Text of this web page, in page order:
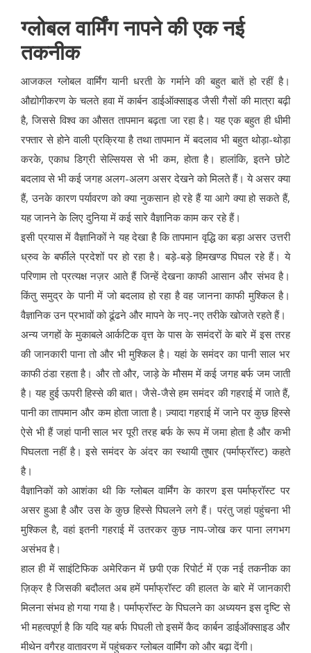
ग्लोबल वार्मिंग नापने की एक नई
तकनीक
आजकल ग्लोबल वार्मिंग यानी धरती के गर्माने की बहुत बातें हो रहीं है।
औद्योगीकरण के चलते हवा में कार्बन डाईऑक्साइड जैसी गैसों की मात्रा बढ़ी
है, जिससे विश्व का औसत तापमान बढ़ता जा रहा है। यह एक बहुत ही धीमी
रफ्तार से होने वाली प्रक्रिया है तथा तापमान में बदलाव भी बहुत थोड़ा-थोड़ा
करके, एकाध डिग्री सेल्सियस से भी कम, होता है। हालांकि, इतने छोटे
बदलाव से भी कई जगह अलग-अलग असर देखने को मिलते हैं। ये असर क्या
हैं, उनके कारण पर्यावरण को क्या नुकसान हो रहे हैं या आगे क्या हो सकते हैं,
यह जानने के लिए दुनिया में कई सारे वैज्ञानिक काम कर रहे हैं।
इसी प्रयास में वैज्ञानिकों ने यह देखा है कि तापमान वृद्धि का बड़ा असर उत्तरी
ध्रुव के बर्फीले प्रदेशों पर हो रहा है। बड़े-बड़े हिमखण्ड पिघल रहे हैं। ये
परिणाम तो प्रत्यक्ष नज़र आते हैं जिन्हें देखना काफी आसान और संभव है।
किंतु समुद्र के पानी में जो बदलाव हो रहा है वह जानना काफी मुश्किल है।
वैज्ञानिक उन प्रभावों को ढूंढने और मापने के नए-नए तरीके खोजते रहते हैं।
अन्य जगहों के मुकाबले आर्कटिक वृत्त के पास के समंदरों के बारे में इस तरह
की जानकारी पाना तो और भी मुश्किल है। यहां के समंदर का पानी साल भर
काफी ठंडा रहता है। और तो और, जाड़े के मौसम में कई जगह बर्फ जम जाती
है। यह हुई ऊपरी हिस्से की बात। जैसे-जैसे हम समंदर की गहराई में जाते हैं,
पानी का तापमान और कम होता जाता है। ज़्यादा गहराई में जाने पर कुछ हिस्से
ऐसे भी हैं जहां पानी साल भर पूरी तरह बर्फ के रूप में जमा होता है और कभी
पिघलता नहीं है। इसे समंदर के अंदर का स्थायी तुषार (पर्माफ्रॉस्ट) कहते
है।
वैज्ञानिकों को आशंका थी कि ग्लोबल वार्मिंग के कारण इस पर्माफ्रॉस्ट पर
असर हुआ है और उस के कुछ हिस्से पिघलने लगे हैं। परंतु जहां पहुंचना भी
मुश्किल है, वहां इतनी गहराई में उतरकर कुछ नाप-जोख कर पाना लगभग
असंभव है।
हाल ही में साइंटिफिक अमेरिकन में छपी एक रिपोर्ट में एक नई तकनीक का
ज़िक्र है जिसकी बदौलत अब हमें पर्माफ्रॉस्ट की हालत के बारे में जानकारी
मिलना संभव हो गया गया है। पर्माफ्रॉस्ट के पिघलने का अध्ययन इस दृष्टि से
भी महत्वपूर्ण है कि यदि यह बर्फ पिघली तो इसमें कैद कार्बन डाईऑक्साइड और
मीथेन वगैरह वातावरण में पहुंचकर ग्लोबल वार्मिंग को और बढ़ा देंगी।